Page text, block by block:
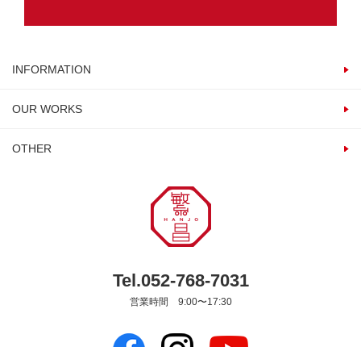
INFORMATION
OUR WORKS
OTHER
Tel.052-768-7031
営業時間 9:00〜17:30